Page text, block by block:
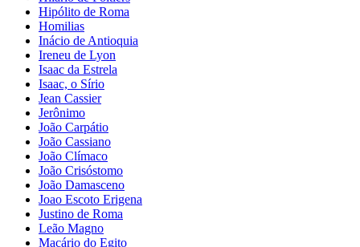
Hipólito de Roma
Homilias
Inácio de Antioquia
Ireneu de Lyon
Isaac da Estrela
Isaac, o Sírio
Jean Cassier
Jerônimo
João Carpátio
João Cassiano
João Clímaco
João Crisóstomo
João Damasceno
Joao Escoto Erigena
Justino de Roma
Leão Magno
Macário do Egito